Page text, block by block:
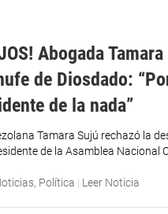
Abogada
de Diosdado:
de la nada”
Tamara Sujú rechazó la
de la Asamblea Nacional
, Política | Leer Noticia